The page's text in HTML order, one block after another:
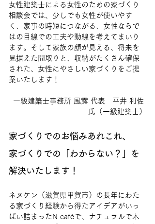
女性建築士による女性のための家づくり
相談会では、少しでも女性が使いやす
く、家事の時短につながる、女性ならで
はの目線での工夫や動線を考えてまいり
ます。そして家族の顔が見える、将来を
見据えた間取りと、収納がたくさん確保
された、女性にやさしい家づくりをご提
案いたします！
一級建築士事務所 風露 代表　平井 利佐
氏（一級建築士）
家づくりでのお悩みあれこれ、
家づくりでの「わからない？」を
解決いたします！
ネヌケン（滋賀県甲賀市）の長年にわた
る家づくり経験から得たアイデアがいっ
ぱい詰まったN caféで、ナチュラルで木